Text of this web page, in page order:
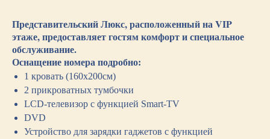
Представительский Люкс, расположенный на VIP
этаже, предоставляет гостям комфорт и специальное
обслуживание.
Оснащение номера подробно:
1 кровать (160х200см)
2 прикроватных тумбочки
LCD-телевизор с функцией Smart-TV
DVD
Устройство для зарядки гаджетов с функцией